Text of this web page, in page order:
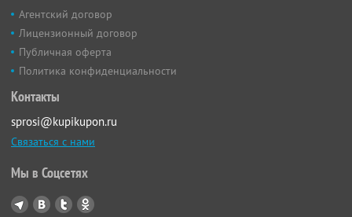
Агентский договор
Лицензионный договор
Публичная оферта
Политика конфиденциальности
Контакты
sprosi@kupikupon.ru
Связаться с нами
Мы в Соцсетях